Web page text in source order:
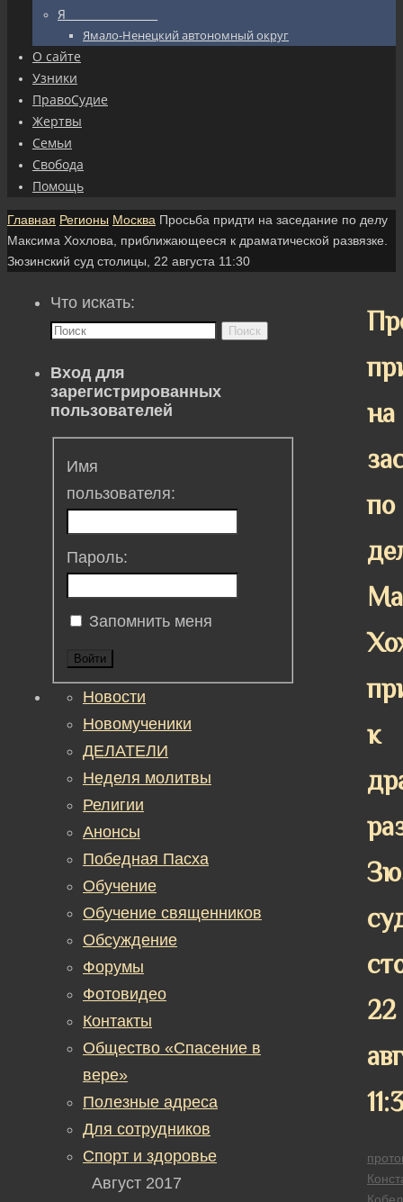
Я_________________
Ямало-Ненецкий автономный округ
О сайте
Узники
ПравоСудие
Жертвы
Семьи
Свобода
Помощь
Главная Регионы Москва Просьба придти на заседание по делу
Максима Хохлова, приближающееся к драматической развязке.
Зюзинский суд столицы, 22 августа 11:30
на
по
к
22
Что искать:
Поиск
Вход для
зарегистрированных
пользователей
Имя
пользователя:
Пароль:
Запомнить меня
Войти
Новости
Новомученики
ДЕЛАТЕЛИ
Неделя молитвы
Религии
Анонсы
Победная Пасха
Обучение
Обучение священников
Обсуждение
Форумы
Фотовидео
Контакты
Общество «Спасение в
вере»
Полезные адреса
Для сотрудников
Спорт и здоровье
Август 2017